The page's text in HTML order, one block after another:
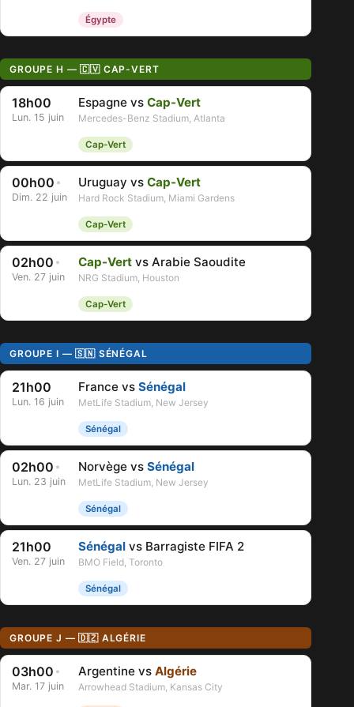
Égypte
GROUPE H — 🇨🇻 CAP-VERT
18h00
Lun. 15 juin
Espagne vs Cap-Vert
Mercedes-Benz Stadium, Atlanta
Cap-Vert
00h00 *
Dim. 22 juin
Uruguay vs Cap-Vert
Hard Rock Stadium, Miami Gardens
Cap-Vert
02h00 *
Ven. 27 juin
Cap-Vert vs Arabie Saoudite
NRG Stadium, Houston
Cap-Vert
GROUPE I — 🇸🇳 SÉNÉGAL
21h00
Lun. 16 juin
France vs Sénégal
MetLife Stadium, New Jersey
Sénégal
02h00 *
Lun. 23 juin
Norvège vs Sénégal
MetLife Stadium, New Jersey
Sénégal
21h00
Ven. 27 juin
Sénégal vs Barragiste FIFA 2
BMO Field, Toronto
Sénégal
GROUPE J — 🇩🇿 ALGÉRIE
03h00 *
Mar. 17 juin
Argentine vs Algérie
Arrowhead Stadium, Kansas City